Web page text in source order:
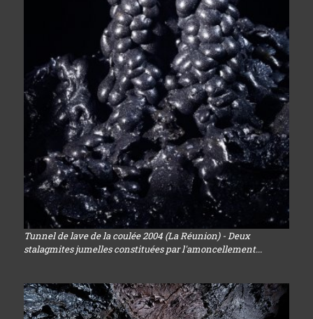
Tunnel de lave de la coulée 2004 (La Réunion) - Deux
stalagmites jumelles constituées par l'amoncellement...